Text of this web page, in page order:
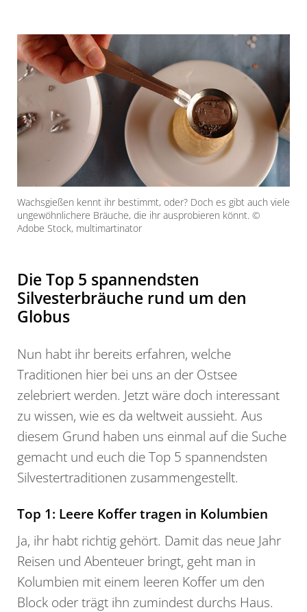
Wachsgießen kennt ihr bestimmt, oder? Doch es gibt auch viele
ungewöhnlichere Bräuche, die ihr ausprobieren könnt. ©
Adobe Stock, multimartinator
Die Top 5 spannendsten
Silvesterbräuche rund um den
Globus
Nun habt ihr bereits erfahren, welche
Traditionen hier bei uns an der Ostsee
zelebriert werden. Jetzt wäre doch interessant
zu wissen, wie es da weltweit aussieht. Aus
diesem Grund haben uns einmal auf die Suche
gemacht und euch die Top 5 spannendsten
Silvestertraditionen zusammengestellt.
Top 1: Leere Koffer tragen in Kolumbien
Ja, ihr habt richtig gehört. Damit das neue Jahr
Reisen und Abenteuer bringt, geht man in
Kolumbien mit einem leeren Koffer um den
Block oder trägt ihn zumindest durchs Haus.